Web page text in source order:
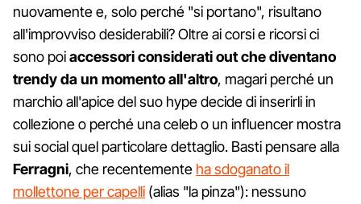
nuovamente e, solo perché "si portano", risultano
all'improvviso desiderabili? Oltre ai corsi e ricorsi ci
sono poiaccessori considerati out che diventano
trendy da un momento all'altro, magari perché un
marchio all'apice del suo hype decide di inserirli in
collezione o perché una celeb o un influencer mostra
sui social quel particolare dettaglio. Basti pensare alla
Ferragni, che recentemente ha sdoganato il
mollettone per capelli (alias "la pinza"): nessuno